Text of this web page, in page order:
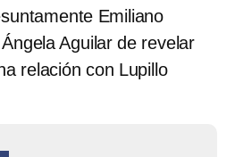
Emiliano
Aguilar de revelar
relación con Lupillo